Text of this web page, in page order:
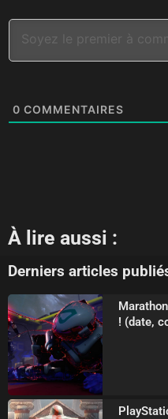
0 COMMENTAIRES
À lire aussi :
Derniers articles
! (date,